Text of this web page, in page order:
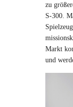
zu
S-300.
Markt
und